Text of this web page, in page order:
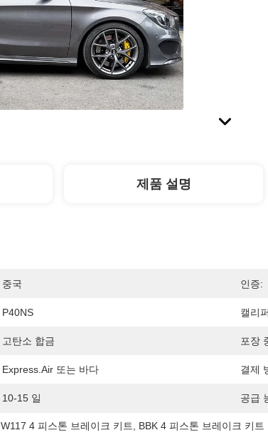
제품 설명
중국 인증:
P40NS 캘리
고탄소 합금 포장
Express.air 또는 바다 결제
10-15 일 공급
W117 4 피스톤 브레이크 키트 BBK 4 피스톤 브레이크 키트